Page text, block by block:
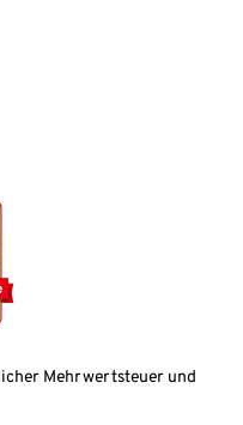
Mehrwertsteuer und